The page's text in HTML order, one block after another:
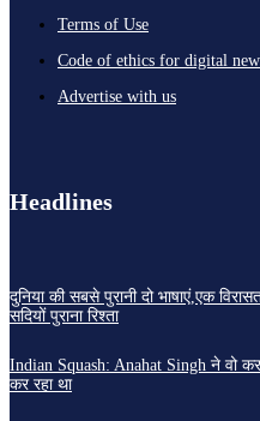
Terms of Use
Code of ethics for digital
Advertise with us
Headlines
दुनिया की सबसे पुरानी दो भाषाएं,एक
सदियों पुराना रिश्ता
Indian Squash: Anahat Singh ने वो
कर रहा था